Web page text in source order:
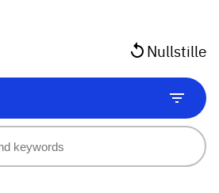
Nullstille